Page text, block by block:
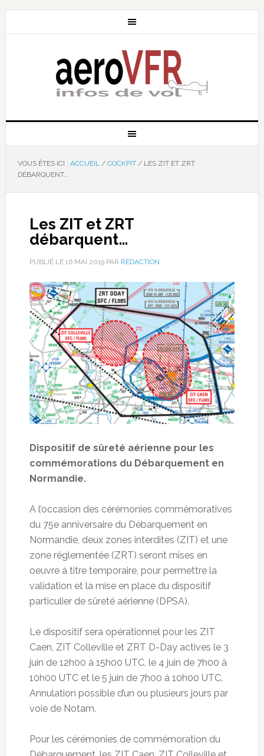
VOUS ÊTES ICI : ACCUEIL / COCKPIT /LES ZIT ET ZRT
DÉBARQUENT…
Les ZIT et ZRT
débarquent…
PUBLIÉ LE 16 MAI 2019PAR RÉDACTION
Dispositif de sûreté aérienne pour les
commémorations du Débarquement en
Normandie.
A l’occasion des cérémonies commémoratives
du 75e anniversaire du Débarquement en
Normandie, deux zones interdites (ZIT) et une
zone réglementée (ZRT) seront mises en
oeuvre à titre temporaire, pour permettre la
validation et la mise en place du dispositif
particulier de sûreté aérienne (DPSA).
Le dispositif sera opérationnel pour les ZIT
Caen, ZIT Colleville et ZRT D-Day actives le 3
juin de 12h00 à 15h00 UTC, le 4 juin de 7h00 à
10h00 UTC et le 5 juin de 7h00 à 10h00 UTC.
Annulation possible d’un ou plusieurs jours par
voie de Notam.
Pour les cérémonies de commémoration du